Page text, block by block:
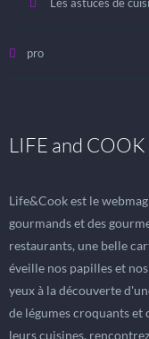
pro
LIFE and COOK
Life&Cook est le
gourmands et des
restaurants, une belle
éveille nos papilles et
yeux à la découverte
de légumes croquants et
leurs cuisines,